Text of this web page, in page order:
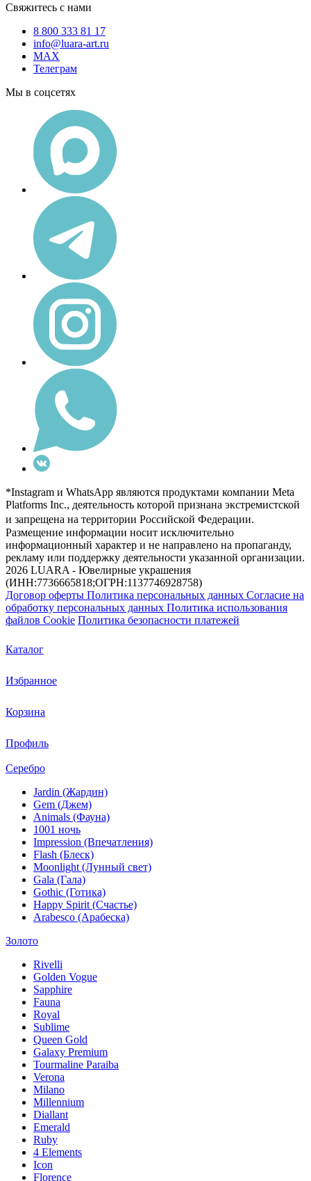
Свяжитесь с нами
8 800 333 81 17
info@luara-art.ru
MAX
Телеграм
Мы в соцсетях
*Instagram и WhatsApp являются продуктами компании Meta
Platforms Inc., деятельность которой признана экстремистской
и запрещена на территории Российской Федерации.
Размещение информации носит исключительно
информационный характер и не направлено на пропаганду,
рекламу или поддержку деятельности указанной организации.
2026 LUARA - Ювелирные украшения
(ИНН:7736665818;ОГРН:1137746928758)
Договор оферты Политика персональных данных Согласие на
обработку персональных данных Политика использования
файлов Cookie Политика безопасности платежей
Каталог
Избранное
Корзина
Профиль
Серебро
Jardin (Жардин)
Gem (Джем)
Animals (Фауна)
1001 ночь
Impression (Впечатления)
Flash (Блеск)
Moonlight (Лунный свет)
Gala (Гала)
Gothic (Готика)
Happy Spirit (Счастье)
Arabesco (Арабеска)
Золото
Rivelli
Golden Vogue
Sapphire
Fauna
Royal
Sublime
Queen Gold
Galaxy Premium
Tourmaline Paraiba
Verona
Milano
Millennium
Diallant
Emerald
Ruby
4 Elements
Icon
Florence